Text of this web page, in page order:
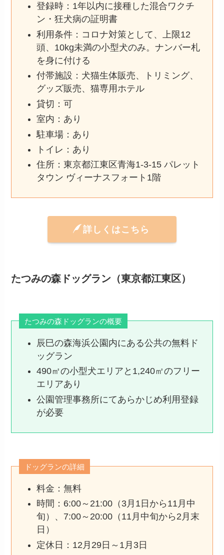
登録時：1年以内に接種した混合ワクチ
ン・狂犬病の証明書
利用条件：コロナ対策として、上限12
頭、10kg未満の小型犬のみ。ナンバー札
を身に付ける
付帯施設：犬猫生体販売、トリミング、
グッズ販売、猫専用ホテル
貸切：可
室内：あり
駐車場：あり
トイレ：あり
住所：東京都江東区青海1-3-15 パレット
タウン ヴィーナスフォート1階
詳しくはこちら
たつみの森ドッグラン（東京都江東区）
たつみの森ドッグランの概要
辰巳の森海浜公園内にある公共の無料ド
ッグラン
490㎡の小型犬エリアと1,240㎡のフリー
エリアあり
公園管理事務所にてあらかじめ利用登録
が必要
ドッグランの詳細
料金：無料
時間：6:00～21:00（3月1日から11月中
旬）、7:00～20:00（11月中旬から2月末
日）
定休日：12月29日～1月3日